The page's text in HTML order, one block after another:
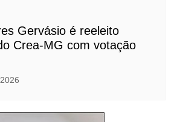
Gervásio é reeleito
Crea-MG com votação